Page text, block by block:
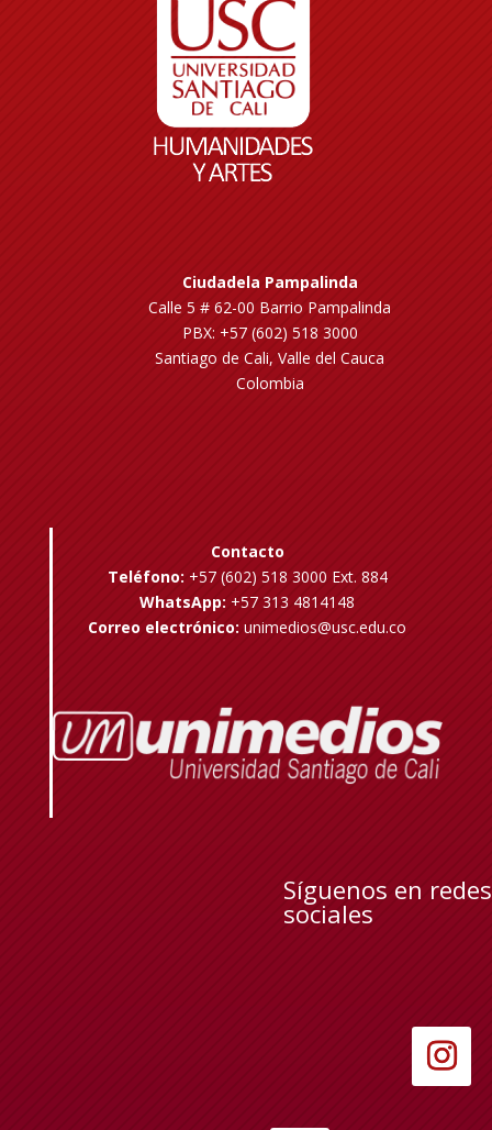
Ciudadela Pampalinda
Calle 5 # 62-00 Barrio Pampalinda
PBX: +57 (602) 518 3000
Santiago de Cali, Valle del Cauca
Colombia
Contacto
Teléfono: +57 (602) 518 3000 Ext. 884
WhatsApp: +57 313 4814148
Correo electrónico: unimedios@usc.edu.co
Síguenos en redes
sociales